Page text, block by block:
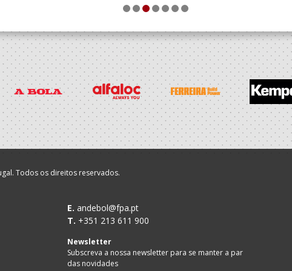
1 2 3 4 5 6 7
Todos os direitos reservados.
E. andebol@fpa.pt
T. +351 213 611 900
Newsletter
Subscreva a nossa newsletter para se manter a par
das novidades